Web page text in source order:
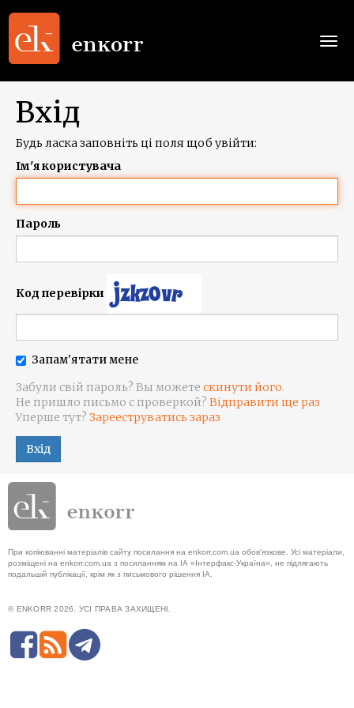
Вхід
Будь ласка заповніть ці поля щоб увійти:
Ім'я користувача
Пароль
Код перевірки
Запам'ятати мене
Забули свій пароль? Вы можете скинути його.
Не пришло письмо с проверкой? Відправити ще раз
Уперше тут? Зарееструватись зараз
Вхід
При копіюванні матеріалів сайту посилання на enkorr.com.ua обов'язкове. Усі матеріали,
розміщені на enkorr.com.ua з посиланням на ІА «Інтерфакс-Україна», не підлягають
подальшій публікації, крім як з письмового рішення ІА.
© ENKORR 2026. УСІ ПРАВА ЗАХИЩЕНІ.